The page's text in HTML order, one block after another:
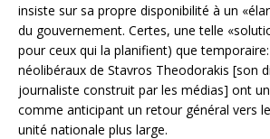
insiste sur sa propre disponibilité à un
du gouvernement. Certes, une telle
pour ceux qui la planifient) que
néolibéraux de Stavros Theodorakis [son
journaliste construit par les médias] ont
comme anticipant un retour général vers
unité nationale plus large.